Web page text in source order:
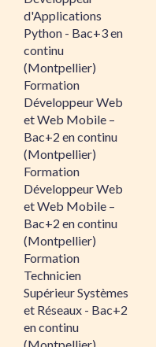
d'Applications
Python - Bac+3 en
continu
(Montpellier)
Formation
Développeur Web
et Web Mobile –
Bac+2 en continu
(Montpellier)
Formation
Développeur Web
et Web Mobile –
Bac+2 en continu
(Montpellier)
Formation
Technicien
Supérieur Systèmes
et Réseaux - Bac+2
en continu